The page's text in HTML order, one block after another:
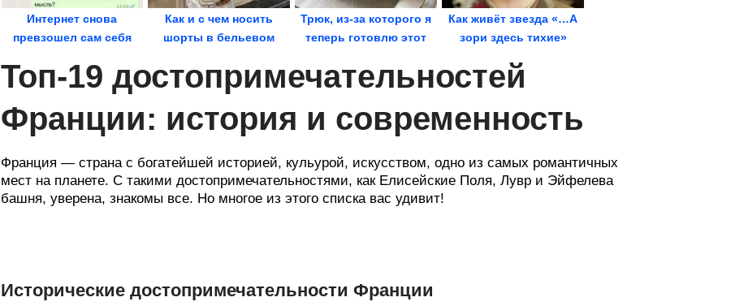
Интернет снова
превзошел сам себя
Как и с чем носить
шорты в бельевом
Трюк, из-за которого я
теперь готовлю этот
Как живёт звезда «…А
зори здесь тихие»
Топ-19 достопримечательностей
Франции: история и современность
Франция — страна с богатейшей историей, кульурой, искусством, одно из самых романтичных
мест на планете. С такими достопримечательностями, как Елисейские Поля, Лувр и Эйфелева
башня, уверена, знакомы все. Но многое из этого списка вас удивит!
Исторические достопримечательности Франции